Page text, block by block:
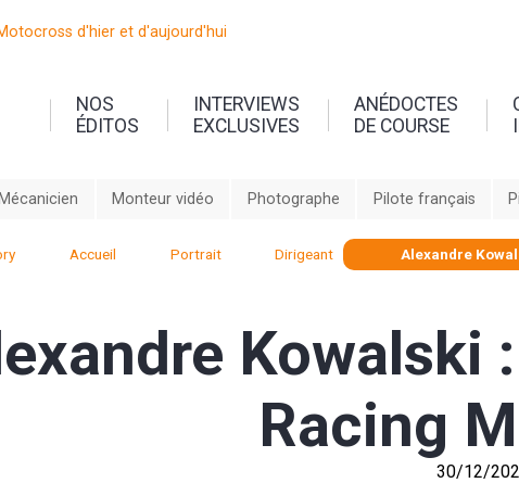
d'hier et d'aujourd'hui
NOS
ÉDITOS
INTERVIEWS
EXCLUSIVES
ANÉDOCTES
DE COURSE
Mécanicien Monteur vidéo Photographe Pilote français
Accueil Portrait Dirigeant Alexandre
Kowalski
Racing
30/12/